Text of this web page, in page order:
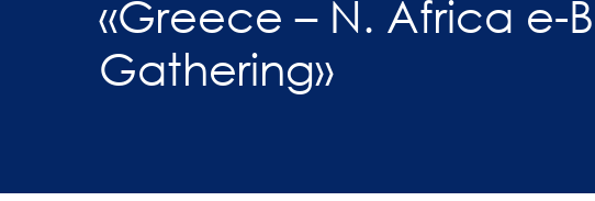
«Greece – N. Africa e-
Gathering»